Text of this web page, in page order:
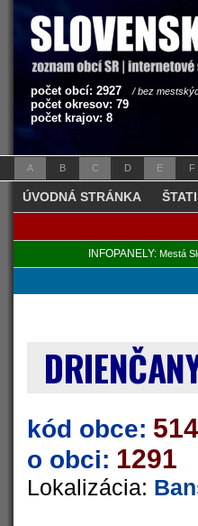
počet obcí: 2927 / bez
počet okresov: 79
počet krajov: 8
A B C D E F
ÚVODNÁ STRÁNKA
INFOPANELY: Mestá
kód obce:
o obci: 1291
Lokalizácia: